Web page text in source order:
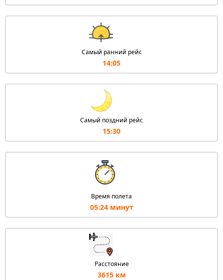
Самый ранний рейс
14:05
Самый поздний рейс
15:30
Время полета
05:24 минут
Расстояние
3615 км